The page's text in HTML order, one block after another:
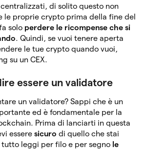
di solito questo non
le proprie crypto prima della fine del
solo perdere le ricompense che si
. Quindi, se vuoi tenere aperta
le tue crypto quando vuoi,
su un CEX.
essere un validatore
un validatore? Sappi che è un
ed è fondamentale per la
Prima di lanciarti in questa
essere sicuro di quello che stai
leggi per filo e per segno le